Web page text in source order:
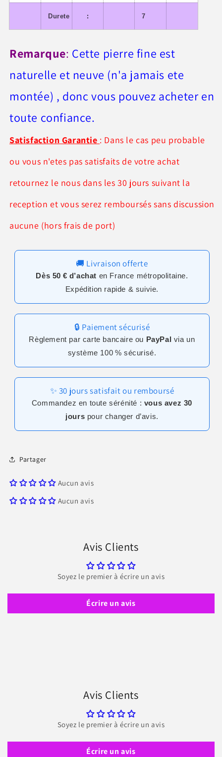
Durete : 7
Remarque: Cette pierre fine est
naturelle et neuve (n'a jamais ete
montée) , donc vous pouvez acheter en
toute confiance.
Satisfaction Garantie : Dans le cas peu probable
ou vous n'etes pas satisfaits de votre achat
retournez le nous dans les 30 jours suivant la
reception et vous serez remboursés sans discussion
aucune (hors frais de port)
🚚 Livraison offerte
Dès 50 € d’achat en France métropolitaine.
Expédition rapide & suivie.
🔒 Paiement sécurisé
Règlement par carte bancaire ou PayPal via un
système 100 % sécurisé.
✨ 30 jours satisfait ou remboursé
Commandez en toute sérénité : vous avez 30
jours pour changer d’avis.
Partager
Aucun avis
Aucun avis
Avis Clients
Soyez le premier à écrire un avis
Écrire un avis
Avis Clients
Soyez le premier à écrire un avis
Écrire un avis